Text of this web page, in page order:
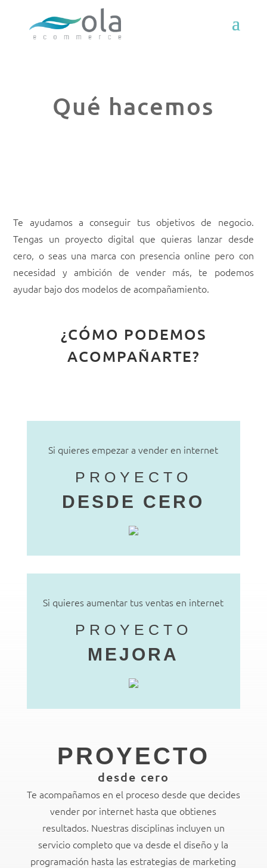
Qué hacemos
Te ayudamos a conseguir tus objetivos de negocio.
Tengas un proyecto digital que quieras lanzar desde
cero, o seas una marca con presencia online pero con
necesidad y ambición de vender más, te podemos
ayudar bajo dos modelos de acompañamiento.
¿CÓMO PODEMOS
ACOMPAÑARTE?
Si quieres empezar a vender en internet
PROYECTO
DESDE CERO
Si quieres aumentar tus ventas en internet
PROYECTO
MEJORA
PROYECTO
desde cero
Te acompañamos en el proceso desde que decides
vender por internet hasta que obtienes
resultados. Nuestras disciplinas incluyen un
servicio completo que va desde el diseño y la
programación hasta las estrategias de marketing